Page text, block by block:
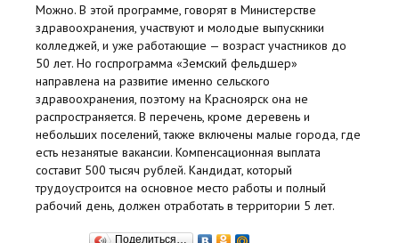
Можно. В этой программе, говорят в Министерстве
здравоохранения, участвуют и молодые выпускники
колледжей, и уже работающие — возраст участников до
50 лет. Но госпрограмма «Земский фельдшер»
направлена на развитие именно сельского
здравоохранения, поэтому на Красноярск она не
распространяется. В перечень, кроме деревень и
небольших поселений, также включены малые города, где
есть незанятые вакансии. Компенсационная выплата
составит 500 тысяч рублей. Кандидат, который
трудоустроится на основное место работы и полный
рабочий день, должен отработать в территории 5 лет.
Поделиться…